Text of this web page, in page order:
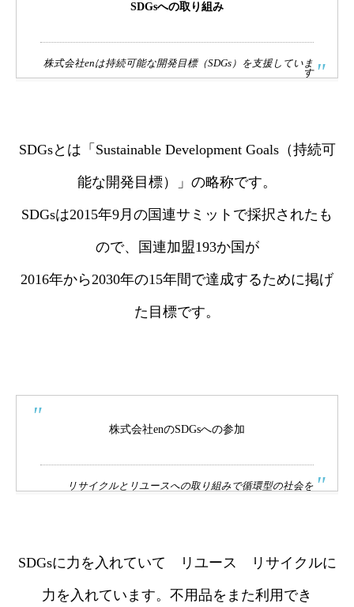
SDGsへの取り組み
株式会社enは持続可能な開発目標（SDGs）を支援していま
す
SDGsとは「Sustainable Development Goals（持続可
能な開発目標）」の略称です。
SDGsは2015年9月の国連サミットで採択されたも
ので、国連加盟193か国が
2016年から2030年の15年間で達成するために掲げ
た目標です。
株式会社enのSDGsへの参加
リサイクルとリユースへの取り組みで循環型の社会を
SDGsに力を入れていて リユース リサイクルに
力を入れています。不用品をまた利用でき